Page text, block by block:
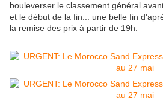
bouleverser le classement général
et le début de la fin... une belle fin
la remise des prix à partir de 19h.